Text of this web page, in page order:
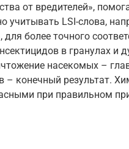
от вредителей»,
учитывать LSI-слова,
для более точного
в гранулах и
насекомых –
– конечный результат.
при правильном